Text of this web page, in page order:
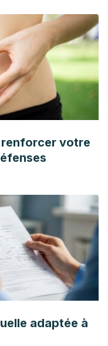
votre
adaptée à